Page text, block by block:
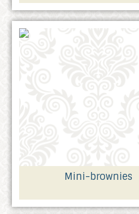
Mini-brownies